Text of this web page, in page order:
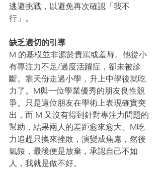
逃避挑戰，以避免再次確認「我不
行」。
缺乏適切的引導
M 的基模並非源於責罵或羞辱。他從小
有專注力不足/過度活躍症，卻未被診
斷。靠天份走過小學，升上中學後就吃
力了。M與一位學業優秀的朋友良性競
爭。只是這位朋友在學術上表現確實突
出，而 M 又沒有得到針對專注力問題的
幫助，結果兩人的差距愈來愈大。M吃
力追趕只換來挫敗，演變成焦慮，然後
氣餒，最後便是放棄，承認自己不如
人，我就是做不好。